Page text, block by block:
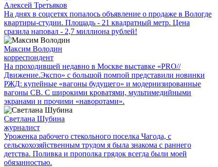
Алексей Третьяков
На днях в соцсетях попалось объявление о продаже в Вологде
квартиры-студии. Площадь - 21 квадратный метр. Цена
сразила наповал - 2,7 миллиона рублей!
Максим Володин
корреспондент
На проходившей недавно в Мос­кве выставке «PRO//
Движение.Экспо» с большой помпой представили новинки
РЖД: купейные «вагоны будущего» и модернизированные
вагоны СВ. С широкими кроватями, мультимедийными
экранами и прочими «наворотами».
Светлана Шубина
журналист
Уроженка рабочего стекольного поселка Чагода, с
сельскохозяйственным трудом я была знакома с раннего
детства. Поливка и прополка грядок всегда были моей
обязанностью.